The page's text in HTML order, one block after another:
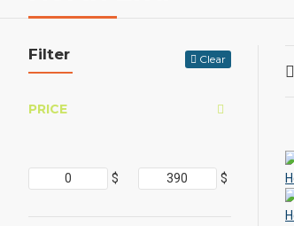
Filter Clear
PRICE
$ $